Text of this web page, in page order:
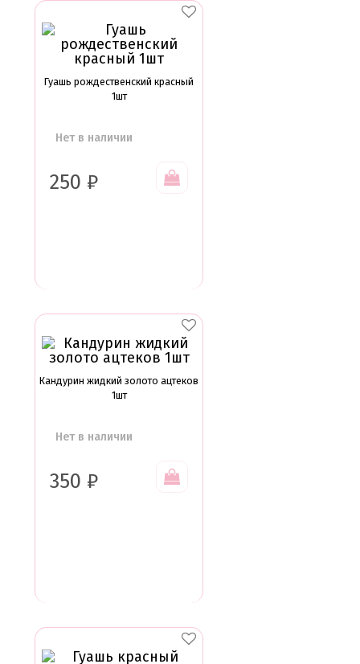
Гуашь рождественский красный
1шт
Нет в наличии
250 ₽
Кандурин жидкий золото ацтеков
1шт
Нет в наличии
350 ₽